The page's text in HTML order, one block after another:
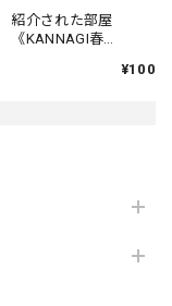
紹介された部屋
《KANNAGI春
¥100